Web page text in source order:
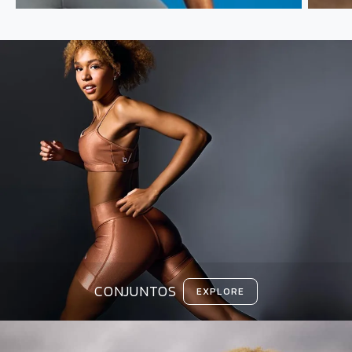
CONJUNTOS EXPLORE